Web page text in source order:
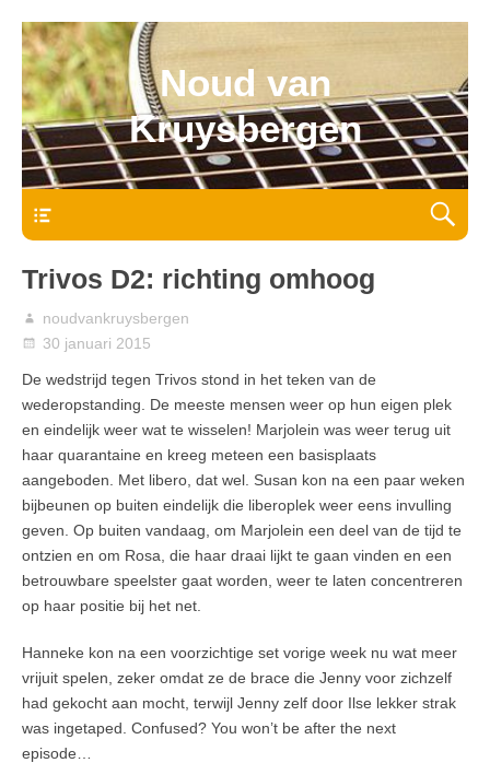
Noud van
Kruysbergen
Trivos D2: richting omhoog
noudvankruysbergen
30 januari 2015
De wedstrijd tegen Trivos stond in het teken van de
wederopstanding. De meeste mensen weer op hun eigen plek
en eindelijk weer wat te wisselen! Marjolein was weer terug uit
haar quarantaine en kreeg meteen een basisplaats
aangeboden. Met libero, dat wel. Susan kon na een paar weken
bijbeunen op buiten eindelijk die liberoplek weer eens invulling
geven. Op buiten vandaag, om Marjolein een deel van de tijd te
ontzien en om Rosa, die haar draai lijkt te gaan vinden en een
betrouwbare speelster gaat worden, weer te laten concentreren
op haar positie bij het net.
Hanneke kon na een voorzichtige set vorige week nu wat meer
vrijuit spelen, zeker omdat ze de brace die Jenny voor zichzelf
had gekocht aan mocht, terwijl Jenny zelf door Ilse lekker strak
was ingetaped. Confused? You won’t be after the next
episode…